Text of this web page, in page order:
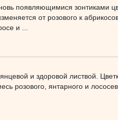
появляющимися зонтиками
от розового к
и ...
и здоровой листвой.
розового, янтарного и